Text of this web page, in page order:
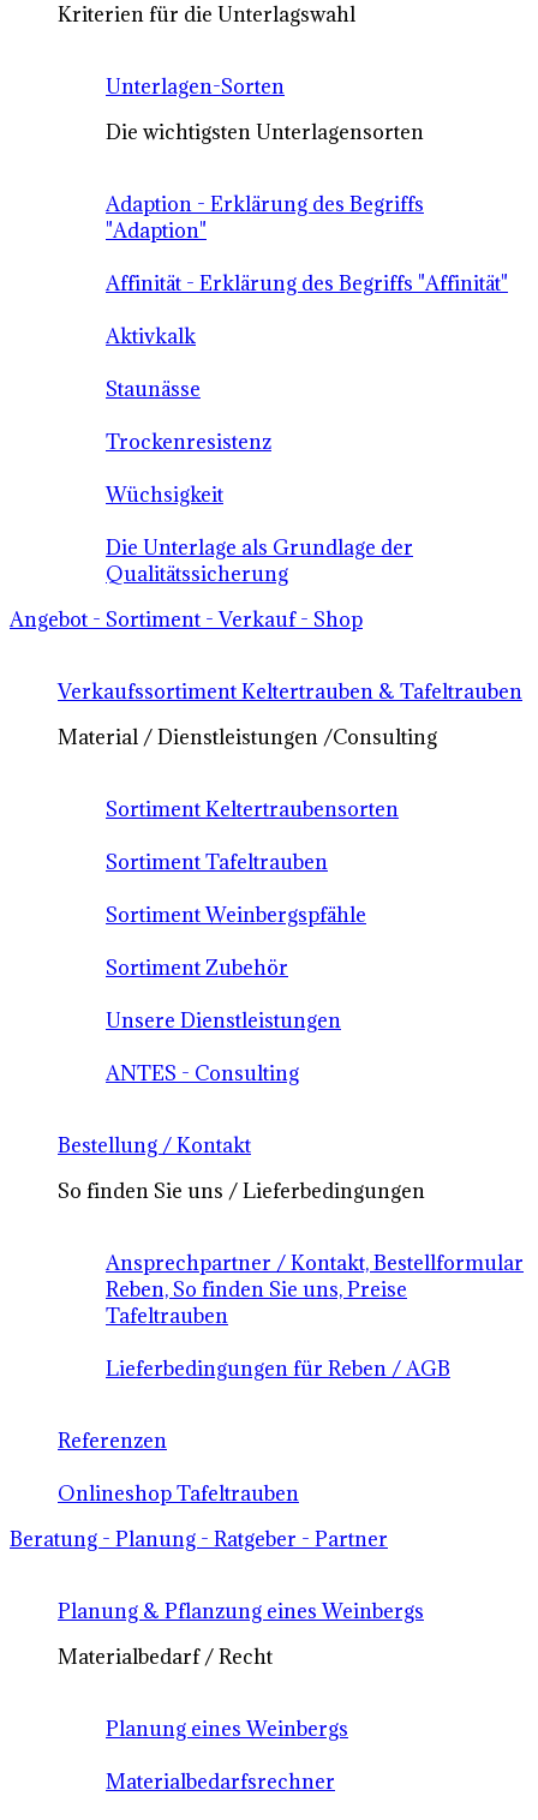
Kriterien für die Unterlagswahl
Unterlagen-Sorten
Die wichtigsten Unterlagensorten
Adaption - Erklärung des Begriffs
"Adaption"
Affinität - Erklärung des Begriffs "Affinität"
Aktivkalk
Staunässe
Trockenresistenz
Wüchsigkeit
Die Unterlage als Grundlage der
Qualitätssicherung
Angebot - Sortiment - Verkauf - Shop
Verkaufssortiment Keltertrauben & Tafeltrauben
Material / Dienstleistungen /Consulting
Sortiment Keltertraubensorten
Sortiment Tafeltrauben
Sortiment Weinbergspfähle
Sortiment Zubehör
Unsere Dienstleistungen
ANTES - Consulting
Bestellung / Kontakt
So finden Sie uns / Lieferbedingungen
Ansprechpartner / Kontakt, Bestellformular
Reben, So finden Sie uns, Preise
Tafeltrauben
Lieferbedingungen für Reben / AGB
Referenzen
Onlineshop Tafeltrauben
Beratung - Planung - Ratgeber - Partner
Planung & Pflanzung eines Weinbergs
Materialbedarf / Recht
Planung eines Weinbergs
Materialbedarfsrechner